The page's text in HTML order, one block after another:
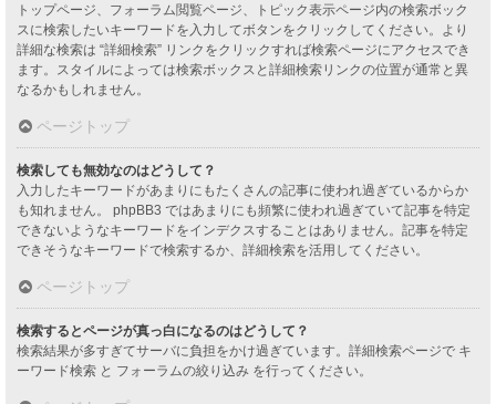
トップページ、フォーラム閲覧ページ、トピック表示ページ内の検索ボック
スに検索したいキーワードを入力してボタンをクリックしてください。より
詳細な検索は “詳細検索” リンクをクリックすれば検索ページにアクセスでき
ます。スタイルによっては検索ボックスと詳細検索リンクの位置が通常と異
なるかもしれません。
ページトップ
検索しても無効なのはどうして？
入力したキーワードがあまりにもたくさんの記事に使われ過ぎているからか
も知れません。 phpBB3 ではあまりにも頻繁に使われ過ぎていて記事を特定
できないようなキーワードをインデクスすることはありません。記事を特定
できそうなキーワードで検索するか、詳細検索を活用してください。
ページトップ
検索するとページが真っ白になるのはどうして？
検索結果が多すぎてサーバに負担をかけ過ぎています。詳細検索ページで キ
ーワード検索 と フォーラムの絞り込み を行ってください。